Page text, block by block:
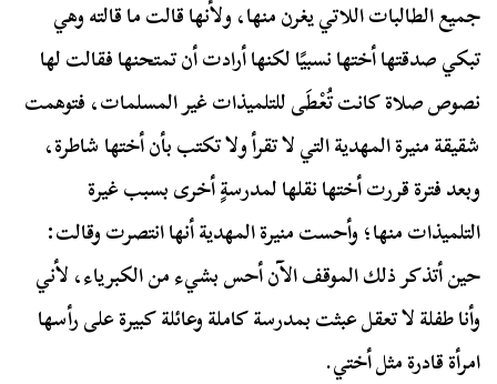
جميع الطالبات اللاتي يغرن منها، ولأنها قالت ما قالته وهي
تبكي صدقتها أختها نسبيًا لكنها أرادت أن تمتحنها فقالت لها
نصوص صلاة كانت تُعْطَى للتلميذات غير المسلمات، فتوهمت
شقيقة منيرة المهدية التي لا تقرأ ولا تكتب بأن أختها شاطرة،
وبعد فترة قررت أختها نقلها لمدرسةٍ أخرى بسبب غيرة
التلميذات منها؛ وأحست منيرة المهدية أنها انتصرت وقالت:
حين أتذكر ذلك الموقف الآن أحس بشيء من الكبرياء، لأني
وأنا طفلة لا تعقل عبثت بمدرسة كاملة وعائلة كبيرة على رأسها
امرأة قادرة مثل أختي.